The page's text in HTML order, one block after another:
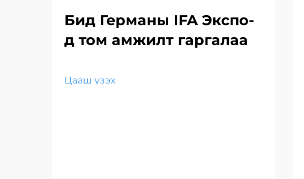
Бид Германы IFA Экспо-
д том амжилт гаргалаа
Цааш үзэх